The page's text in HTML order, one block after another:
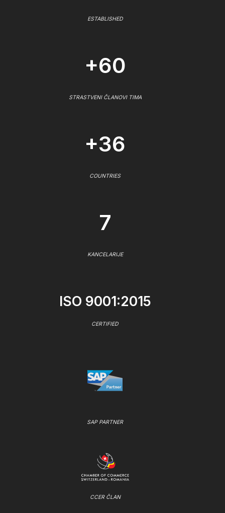
ESTABLISHED
+60
STRASTVENI ČLANOVI TIMA
+36
COUNTRIES
7
KANCELARIJE
ISO 9001:2015
CERTIFIED
SAP PARTNER
CCER ČLAN